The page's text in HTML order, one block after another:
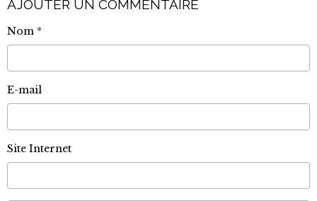
AJOUTER UN COMMENTAIRE
Nom
E-mail
Site Internet